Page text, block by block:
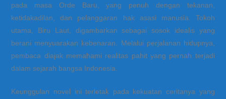
pada masa Orde Baru, yang penuh dengan tekanan,
ketidakadilan, dan pelanggaran hak asasi manusia. Tokoh
utama, Biru Laut, digambarkan sebagai sosok idealis yang
berani menyuarakan kebenaran. Melalui perjalanan hidupnya,
pembaca diajak memahami realitas pahit yang pernah terjadi
dalam sejarah bangsa Indonesia.
Keunggulan novel ini terletak pada kekuatan ceritanya yang